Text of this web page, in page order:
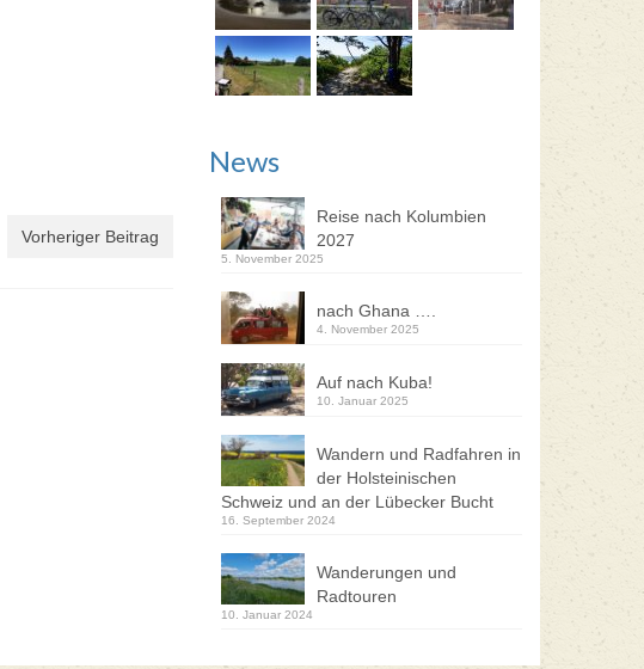
Vorheriger Beitrag
News
Reise nach Kolumbien
2027
5. November 2025
nach Ghana ….
4. November 2025
Auf nach Kuba!
10. Januar 2025
Wandern und Radfahren in
der Holsteinischen
Schweiz und an der Lübecker Bucht
16. September 2024
Wanderungen und
Radtouren
10. Januar 2024